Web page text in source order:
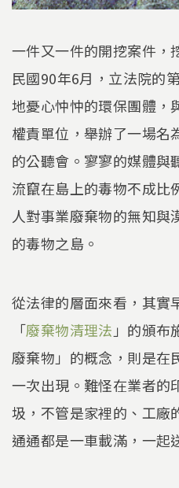
一件又一件的開挖案件，
民國90年6月，立法院的
地憂心忡忡的環保團體，
權責單位，舉辦了一場名
的公聽會。寥寥的媒體與
流竄在島上的毒物不成比
人對事業廢棄物的無知與
的毒物之島。
從法律的層面來看，其實
「廢棄物清理法 」的頒布
廢棄物」的概念，則是在
一次出現。難怪在業者的
圾，不管是家裡的、工廠
通通都是一車載滿，一起